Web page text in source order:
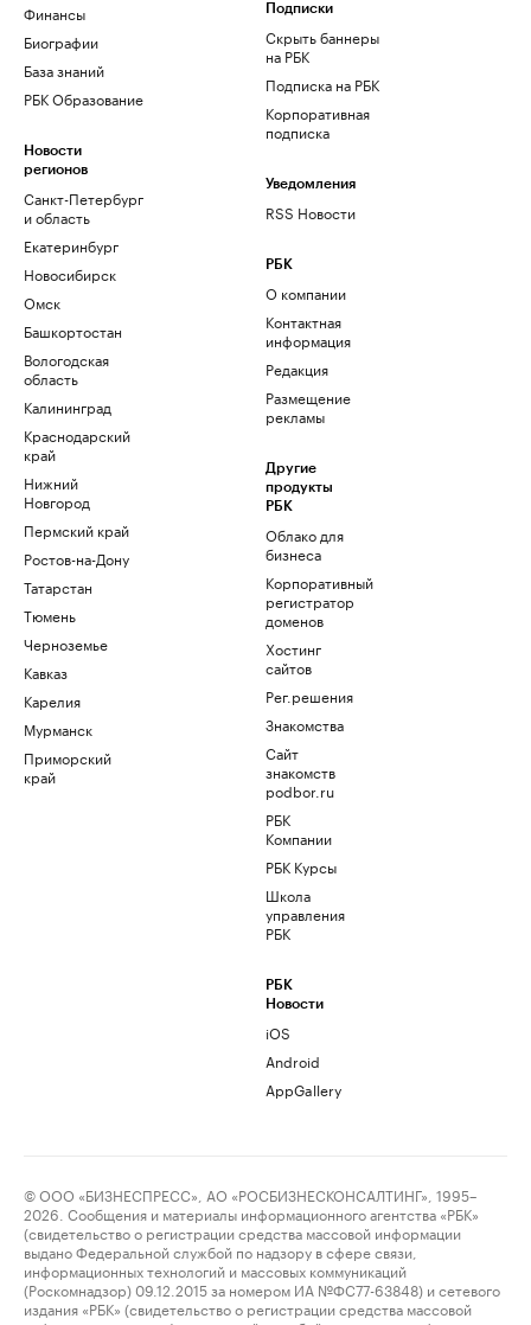
Финансы
Биографии
База знаний
РБК Образование
Новости
регионов
Санкт-Петербург
и область
Екатеринбург
Новосибирск
Омск
Башкортостан
Вологодская
область
Калининград
Краснодарский
край
Нижний
Новгород
Пермский край
Ростов-на-Дону
Татарстан
Тюмень
Черноземье
Кавказ
Карелия
Мурманск
Приморский
край
Подписки
Скрыть баннеры
на РБК
Подписка на РБК
Корпоративная
подписка
Уведомления
RSS Новости
РБК
О компании
Контактная
информация
Редакция
Размещение
рекламы
Другие
продукты
РБК
Облако для
бизнеса
Корпоративный
регистратор
доменов
Хостинг
сайтов
Рег.решения
Знакомства
Сайт
знакомств
podbor.ru
РБК
Компании
РБК Курсы
Школа
управления
РБК
РБК
Новости
iOS
Android
AppGallery
© ООО «БИЗНЕСПРЕСС», АО «РОСБИЗНЕСКОНСАЛТИНГ», 1995–
2026. Сообщения и материалы информационного агентства «РБК»
(свидетельство о регистрации средства массовой информации
выдано Федеральной службой по надзору в сфере связи,
информационных технологий и массовых коммуникаций
(Роскомнадзор) 09.12.2015 за номером ИА №ФС77-63848) и сетевого
издания «РБК» (свидетельство о регистрации средства массовой